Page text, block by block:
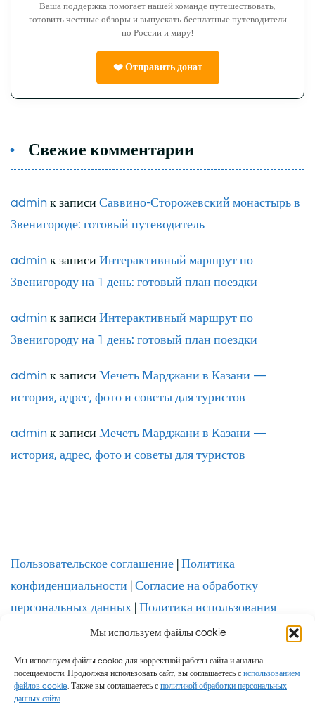
Мы используем файлы cookie
Мы используем файлы cookie для корректной работы сайта и анализа
посещаемости. Продолжая использовать сайт, вы соглашаетесь с использованием
файлов cookie. Также вы соглашаетесь с политикой обработки персональных
данных сайта.
Ваша поддержка помогает нашей команде путешествовать,
готовить честные обзоры и выпускать бесплатные путеводители
по России и миру!
❤️ Отправить донат
Свежие комментарии
admin к записи Саввино-Сторожевский монастырь в
Звенигороде: готовый путеводитель
admin к записи Интерактивный маршрут по
Звенигороду на 1 день: готовый план поездки
admin к записи Интерактивный маршрут по
Звенигороду на 1 день: готовый план поездки
admin к записи Мечеть Марджани в Казани —
история, адрес, фото и советы для туристов
admin к записи Мечеть Марджани в Казани —
история, адрес, фото и советы для туристов
Пользовательское соглашение | Политика
конфиденциальности | Согласие на обработку
персональных данных | Политика использования
файлов cookie